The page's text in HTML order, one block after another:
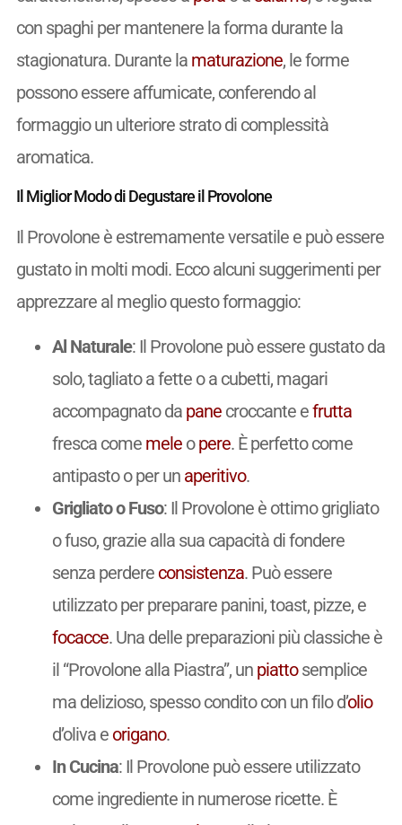
con spaghi per mantenere la forma durante la
stagionatura. Durante la maturazione, le forme
possono essere affumicate, conferendo al
formaggio un ulteriore strato di complessità
aromatica.
Il Miglior Modo di Degustare il Provolone
Il Provolone è estremamente versatile e può essere
gustato in molti modi. Ecco alcuni suggerimenti per
apprezzare al meglio questo formaggio:
Al Naturale: Il Provolone può essere gustato da
solo, tagliato a fette o a cubetti, magari
accompagnato da panecroccante efrutta
fresca come meleopere. È perfetto come
antipasto o per un aperitivo.
Grigliato o Fuso: Il Provolone è ottimo grigliato
o fuso, grazie alla sua capacità di fondere
senza perdere consistenza. Può essere
utilizzato per preparare panini, toast, pizze, e
focacce. Una delle preparazioni più classiche è
il “Provolone alla Piastra”, un piattosemplice
ma delizioso, spesso condito con un filo d’olio
d’oliva e origano.
In Cucina: Il Provolone può essere utilizzato
come ingrediente in numerose ricette. È